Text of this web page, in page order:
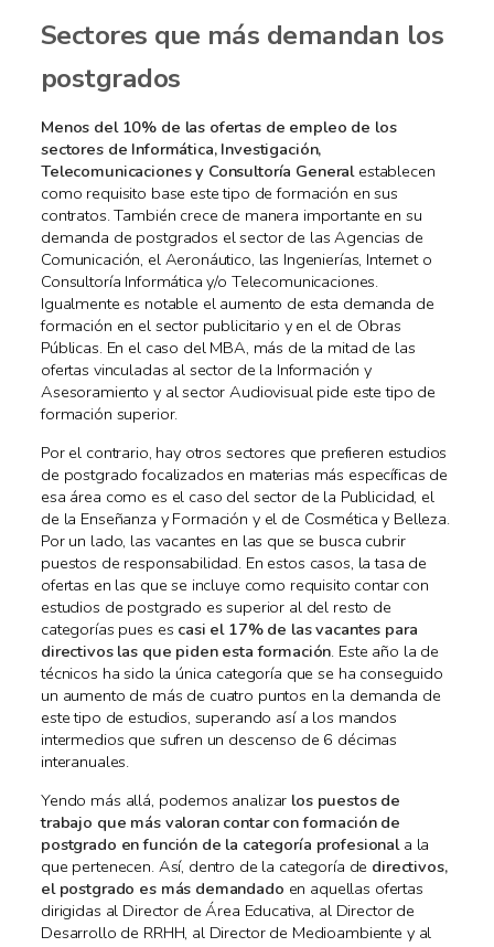
Sectores que más demandan los
postgrados
Menos del 10% de las ofertas de empleo de los
sectores de Informática, Investigación,
Telecomunicaciones y Consultoría Generalestablecen
como requisito base este tipo de formación en sus
contratos. También crece de manera importante en su
demanda de postgrados el sector de las Agencias de
Comunicación, el Aeronáutico, las Ingenierías, Internet o
Consultoría Informática y/o Telecomunicaciones.
Igualmente es notable el aumento de esta demanda de
formación en el sector publicitario y en el de Obras
Públicas. En el caso del MBA, más de la mitad de las
ofertas vinculadas al sector de la Información y
Asesoramiento y al sector Audiovisual pide este tipo de
formación superior.
Por el contrario, hay otros sectores que prefieren estudios
de postgrado focalizados en materias más específicas de
esa área como es el caso del sector de la Publicidad, el
de la Enseñanza y Formación y el de Cosmética y Belleza.
Por un lado, las vacantes en las que se busca cubrir
puestos de responsabilidad. En estos casos, la tasa de
ofertas en las que se incluye como requisito contar con
estudios de postgrado es superior al del resto de
categorías pues es casi el 17% de las vacantes para
directivos las que piden esta formación. Este año la de
técnicos ha sido la única categoría que se ha conseguido
un aumento de más de cuatro puntos en la demanda de
este tipo de estudios, superando así a los mandos
intermedios que sufren un descenso de 6 décimas
interanuales.
Yendo más allá, podemos analizar los puestos de
trabajo que más valoran contar con formación de
postgrado en función de la categoría profesionala la
que pertenecen. Así, dentro de la categoría de directivos,
el postgrado es más demandado en aquellas ofertas
dirigidas al Director de Área Educativa, al Director de
Desarrollo de RRHH, al Director de Medioambiente y al